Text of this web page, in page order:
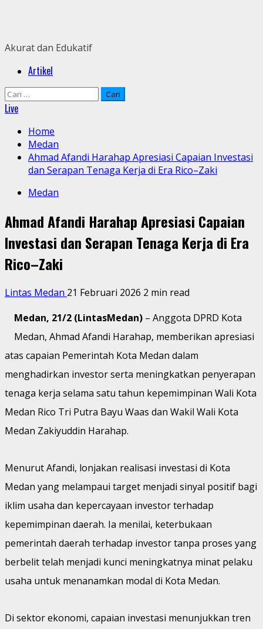
Akurat dan Edukatif
PrimaryArtikel
Cari
untuk:
Live
Home
Medan
Ahmad Afandi Harahap Apresiasi Capaian Investasi
dan Serapan Tenaga Kerja di Era Rico–Zaki
Medan
Ahmad Afandi Harahap Apresiasi Capaian
Investasi dan Serapan Tenaga Kerja di Era
Rico–Zaki
Lintas Medan 21 Februari 2026 2 min read
Medan, 21/2 (LintasMedan) – Anggota DPRD Kota
Medan, Ahmad Afandi Harahap, memberikan apresiasi
atas capaian Pemerintah Kota Medan dalam
menghadirkan investor serta meningkatkan penyerapan
tenaga kerja selama satu tahun kepemimpinan Wali Kota
Medan Rico Tri Putra Bayu Waas dan Wakil Wali Kota
Medan Zakiyuddin Harahap.
Menurut Afandi, lonjakan realisasi investasi di Kota
Medan yang melampaui target menjadi sinyal positif bagi
iklim usaha dan kepercayaan investor terhadap
kepemimpinan daerah. Ia menilai, keterbukaan
pemerintah daerah terhadap investor tanpa proses yang
berbelit telah menjadi kunci meningkatnya minat pelaku
usaha untuk menanamkan modal di Kota Medan.
Di sektor ekonomi, capaian investasi menunjukkan tren